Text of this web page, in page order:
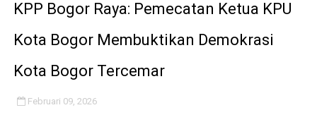
KPP Bogor Raya: Pemecatan Ketua KPU
Kota Bogor Membuktikan Demokrasi
Kota Bogor Tercemar
Februari 09, 2026